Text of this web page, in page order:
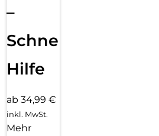
–
Schnelle
Hilfe
ab 34,99 €
inkl. MwSt.
Mehr